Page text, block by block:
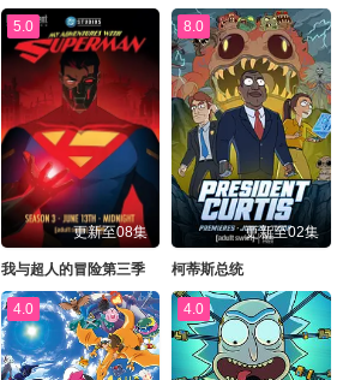
5.0
更新至08集
我与超人的冒险第三季
8.0
更新至02集
柯蒂斯总统
4.0 4.0